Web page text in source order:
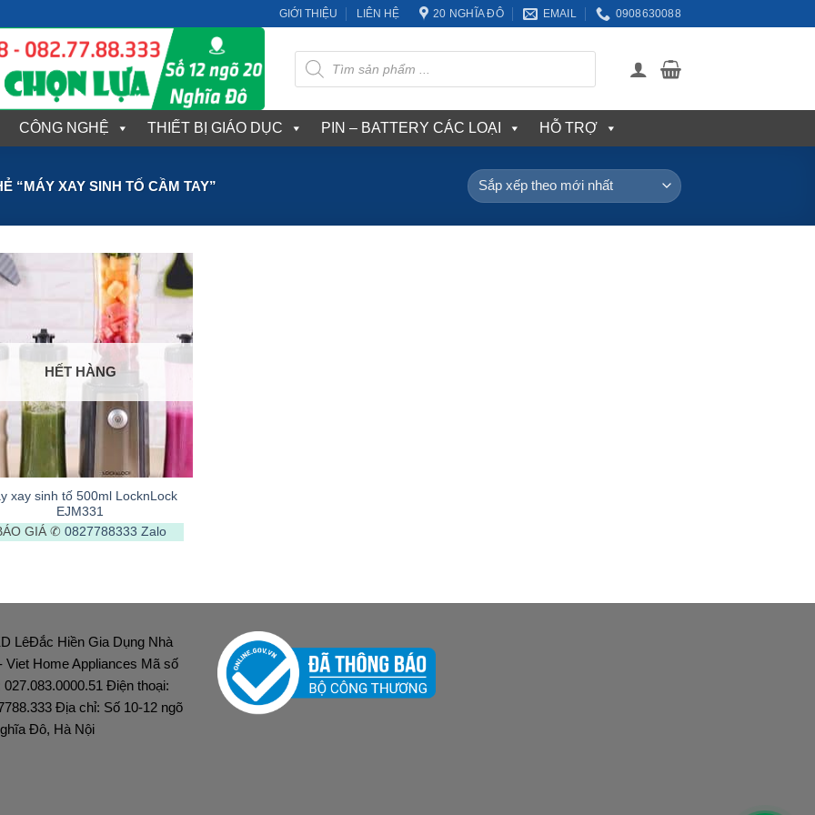
GIỚI THIỆU LIÊN HỆ 20 NGHĨA ĐÔ EMAIL 0908630088
Tìm
kiếm
sản
phẩm
CÔNG NGHỆ THIẾT BỊ GIÁO DỤC PIN – BATTERY CÁC LOẠI HỖ TRỢ
“MÁY XAY SINH TỐ CẦM TAY”
HẾT HÀNG
xay sinh tố 500ml LocknLock
EJM331
GIÁ ✆ 0827788333 Zalo
LêĐắc Hiền Gia Dụng Nhà
Viet Home Appliances Mã số
027.083.0000.51 Điện thoại:
Địa chỉ: Số 10-12 ngõ
Đô, Hà Nội